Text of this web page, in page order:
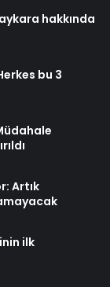
hakkında
bu 3
Artık
ilk